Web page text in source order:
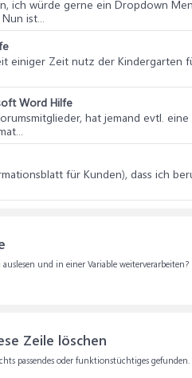
ich würde gerne ein Dropdown
ist...
einiger Zeit nutz der Kindergarten
Word Hilfe
hat jemand evtl.
für Kunden), dass ich
und in einer Variable weiterverarbeiten?
Zeile löschen
passendes oder funktionstüchtiges gefunden.